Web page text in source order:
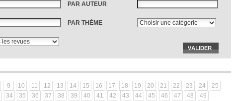
PAR AUTEUR
PAR THÈME
9 10 11 12 13 14 15 16 17 18 19 20 21 22 23 24
25
34 35 36 37 38 39 40 41 42 43 44 45 46 47 48 49